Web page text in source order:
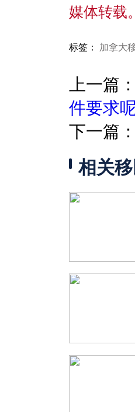
媒体转载
标签： 加拿大
上一篇：
件要求
下一篇：
相关